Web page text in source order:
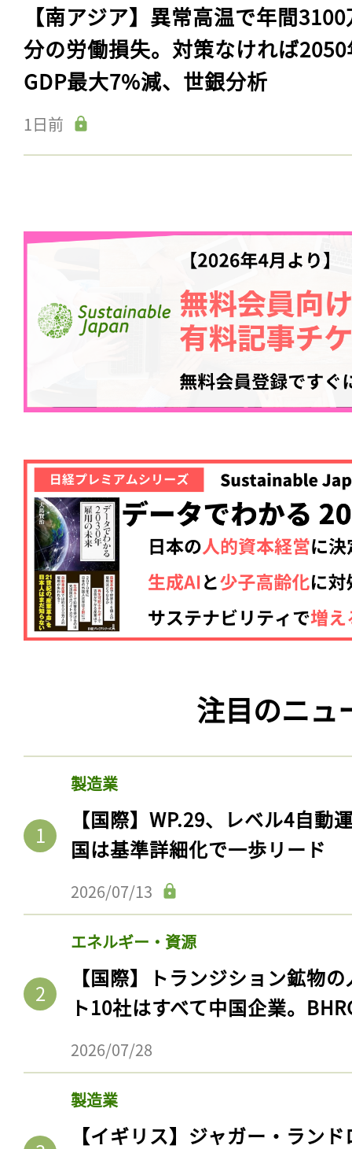
【南アジア】異常高温で年間
分の労働損失。対策なければ
GDP最大7%減、世銀分析
1日前
注目のニュ
製造業
【国際】WP.29、レベル4自動
国は基準詳細化で一歩リード
2026/07/13
エネルギー・資源
【国際】トランジション鉱物
ト10社はすべて中国企業。
2026/07/28
製造業
【イギリス】ジャガー・ラン